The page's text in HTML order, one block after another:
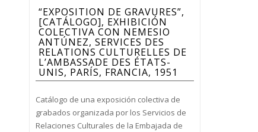
“EXPOSITION DE GRAVURES”,
[CATÁLOGO], EXHIBICIÓN
COLECTIVA CON NEMESIO
ANTÚNEZ, SERVICES DES
RELATIONS CULTURELLES DE
L’AMBASSADE DES ÉTATS-
UNIS, PARÍS, FRANCIA, 1951
Catálogo de una exposición colectiva de
grabados organizada por los Servicios de
Relaciones Culturales de la Embajada de